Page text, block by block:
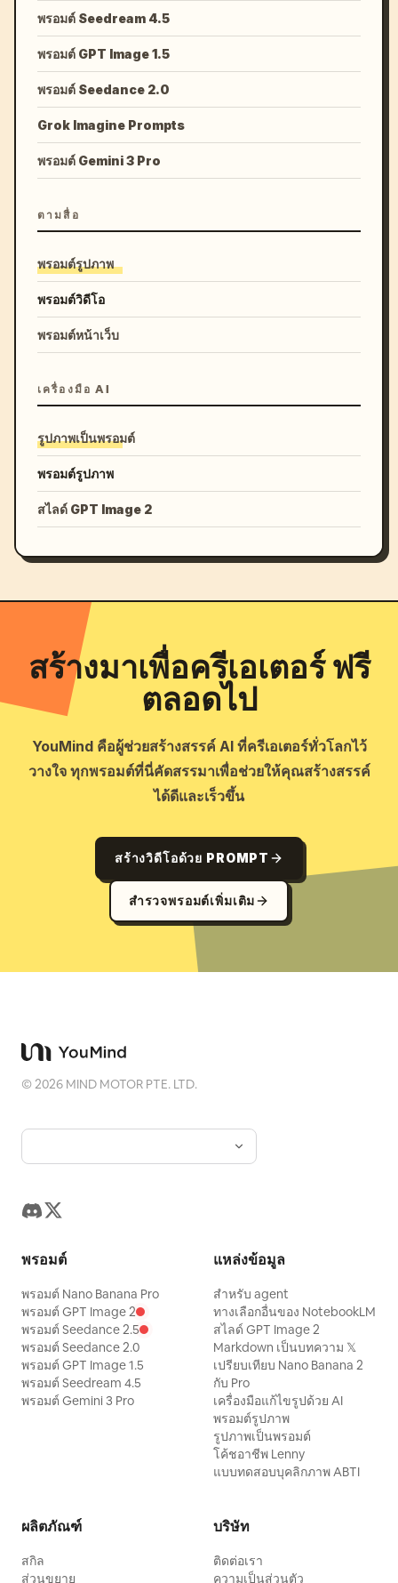
พรอมต์ Seedream 4.5
พรอมต์ GPT Image 1.5
พรอมต์ Seedance 2.0
Grok Imagine Prompts
พรอมต์ Gemini 3 Pro
ตามสื่อ
พรอมต์รูปภาพ
พรอมต์วิดีโอ
พรอมต์หน้าเว็บ
เครื่องมือ AI
รูปภาพเป็นพรอมต์
พรอมต์รูปภาพ
สไลด์ GPT Image 2
สร้างมาเพื่อครีเอเตอร์ ฟรี
ตลอดไป
YouMind คือผู้ช่วยสร้างสรรค์ AI ที่ครีเอเตอร์ทั่วโลกไว้
วางใจ ทุกพรอมต์ที่นี่คัดสรรมาเพื่อช่วยให้คุณสร้างสรรค์
ได้ดีและเร็วขึ้น
สร้างวิดีโอด้วย PROMPT
สำรวจพรอมต์เพิ่มเติม
©2026 MIND MOTOR PTE. LTD.
พรอมต์
พรอมต์ Nano Banana Pro
พรอมต์ GPT Image 2
พรอมต์ Seedance 2.5
พรอมต์ Seedance 2.0
พรอมต์ GPT Image 1.5
พรอมต์ Seedream 4.5
พรอมต์ Gemini 3 Pro
แหล่งข้อมูล
สำหรับ agent
ทางเลือกอื่นของ NotebookLM
สไลด์ GPT Image 2
Markdown เป็นบทความ 𝕏
เปรียบเทียบ Nano Banana 2
กับ Pro
เครื่องมือแก้ไขรูปด้วย AI
พรอมต์รูปภาพ
รูปภาพเป็นพรอมต์
โค้ชอาชีพ Lenny
แบบทดสอบบุคลิกภาพ ABTI
ผลิตภัณฑ์
สกิล
ส่วนขยาย
บริษัท
ติดต่อเรา
ความเป็นส่วนตัว